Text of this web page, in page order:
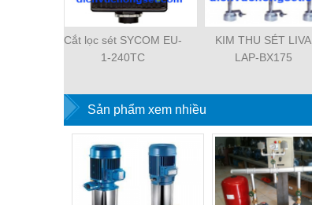
Cắt lọc sét SYCOM EU-
1-240TC
KIM THU SÉT LIVA
LAP-BX175
Sản phẩm xem nhiều